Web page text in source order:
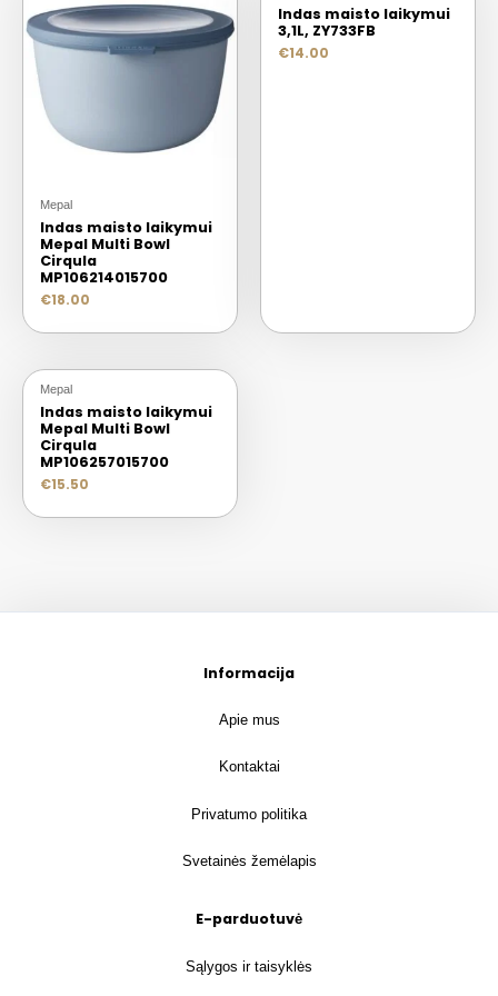
Mepal
Indas maisto laikymui
Mepal Multi Bowl
Cirqula
MP106214015700
€18.00
Indas maisto laikymui
3,1L, ZY733FB
€14.00
Mepal
Indas maisto laikymui
Mepal Multi Bowl
Cirqula
MP106257015700
€15.50
Informacija
Apie mus
Kontaktai
Privatumo politika
Svetainės žemėlapis
E-parduotuvė
Sąlygos ir taisyklės